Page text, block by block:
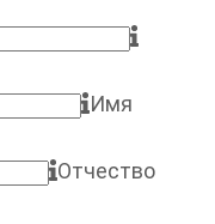
Имя
Отчество